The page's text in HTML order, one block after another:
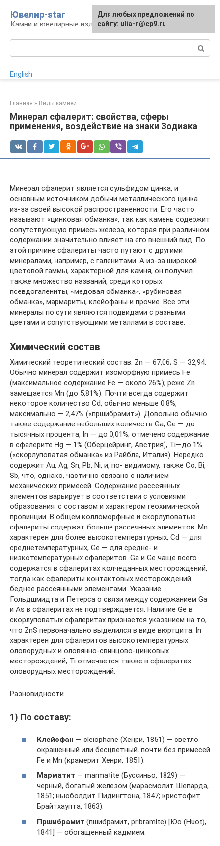
контенту
Ювелир-star
Камни и ювелирные изделия
English
Главная » Виды камней
Минерал сфалерит: свойства, сферы
применения, воздействие на знаки Зодиака
Минерал сфалерит является сульфидом цинка, и
основным источником добычи металлического цинка
из-за своей высокой распространенности. Его часто
называют «цинковая обманка», так как камень содержит
сопутствующую примесь железа, которая при различном
содержании значительно влияет на его внешний вид. По
этой причине сфалериты часто путают с другими
минералами, например, с галенитами. А из-за широкой
цветовой гаммы, характерной для камня, он получил
также множество названий, среди которых
псевдогалениты, «медовая обманка», «рубиновая
обманка», мармариты, клейофаны и прочие. Все эти
минералы по сути являются подвидами с разными
цветами и сопутствующими металлами в составе.
Химический состав
Химический теоретический состав: Zn — 67,06; S — 32,94.
Обычно минерал содержит изоморфную примесь Fe
(максимальное содержание Fe — около 26%); реже Zn
замещается Mn (до 5,81%). Почти всегда содержит
некоторое количество Cd, обычно меньше 0,8%,
максимально — 2,47% («пршибрамит»). Довольно обычно
также содержание небольших количеств Ga, Ge — до
тысячных процента, In — до 0,01%; отмечено содержание
в сфалерите Hg — 1% (Оберцейринг, Австрия), Тi—до 1%
(«скорлуповатая обманка» из Райбла, Италия). Нередко
содержит Au, Ag, Sn, Pb, Ni, и, по- видимому, также Со, Bi,
Sb, что, однако, частично связано с наличием
механических примесей. Содержание рассеянных
элементов варьирует в соответствии с условиями
образования, с составом и характером геохимической
провинции. В общем колломорфные и скорлуповатые
сфалериты содержат больше рассеянных элементов. Mn
характерен для более высокотемпературных, Cd — для
среднетемпературных, Ge — для средне- и
низкотемпературных сфалеритов. Ga и Ge чаще всего
содержатся в сфалеритах колчеданных месторождений,
тогда как сфалериты контактовых месторождений
беднее рассеянными элементами. Указание
Гольдшмидта и Петерса о связи между содержанием Ga
и As в сфалеритах не подтверждается. Наличие Ge в
скорлуповатых сфалеритах признается указанием на то,
что ZnS первоначально выделился в виде вюртцита. In
характерен для сфалеритов высокотемпературных
оловорудных и оловянно-свинцово-цинковых
месторождений, Тi отмечается также в сфалеритах
оловорудных месторождений.
Разновидности
1) По составу:
Клейофан — cleiophane (Хенри, 1851) — светло-
окрашенный или бесцветный, почти без примесей
Fe и Mn (крамерит Хенри, 1851).
Марматит — marmatite (Буссиньо, 1829) —
черный, богатый железом (марасмолит Шепарда,
1851; ньюболдит Пидингтона, 1847; кристофит
Брайтхаупта, 1863).
Пршибрамит (пшибрамит, pribramite) [Юо (Huot),
1841] — обогащенный кадмием.
Для любых предложений по
сайту: ulia-n@cp9.ru